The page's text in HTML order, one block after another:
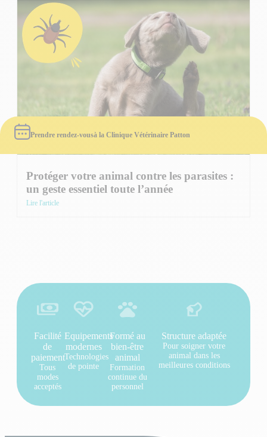
Prendre rendez-vousà la Clinique Vétérinaire Patton
Protéger votre animal contre les parasites :
un geste essentiel toute l’année
Lire l'article
Facilité
de
paiement
Tous
modes
acceptés
Equipements
modernes
Technologies
de pointe
Formé au
bien-être
animal
Formation
continue du
personnel
Structure adaptée
Pour soigner votre
animal dans les
meilleures conditions